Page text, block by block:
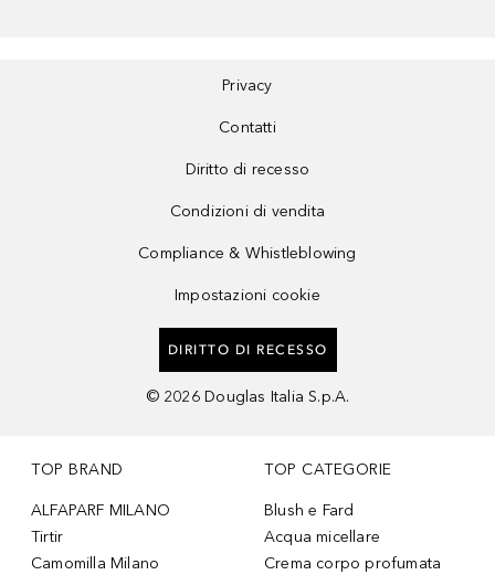
Privacy
Contatti
Diritto di recesso
Condizioni di vendita
Compliance & Whistleblowing
Impostazioni cookie
DIRITTO DI RECESSO
© 2026 Douglas Italia S.p.A.
TOP BRAND
ALFAPARF MILANO
Tirtir
Camomilla Milano
TOP CATEGORIE
Blush e Fard
Acqua micellare
Crema corpo profumata